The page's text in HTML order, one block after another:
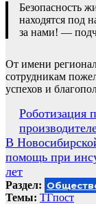
Безопасность
находятся под
за нами! —
От имени
сотрудникам
успехов и
Навигация
по
записям
Роботизация
В
помощь при
лет
Раздел:
Темы: ТГпост